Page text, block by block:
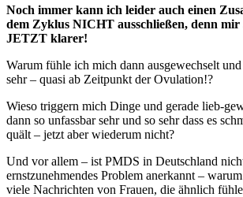
Noch immer kann ich leider auch einen
dem Zyklus NICHT ausschließen, denn mir
JETZT klarer!
Warum fühle ich mich dann ausgewechselt
sehr – quasi ab Zeitpunkt der Ovulation!?
Wieso triggern mich Dinge und gerade lieb-
dann so unfassbar sehr und so sehr dass es
quält – jetzt aber wiederum nicht?
Und vor allem – ist PMDS in Deutschland
ernstzunehmendes Problem anerkannt –
viele Nachrichten von Frauen, die ähnlich